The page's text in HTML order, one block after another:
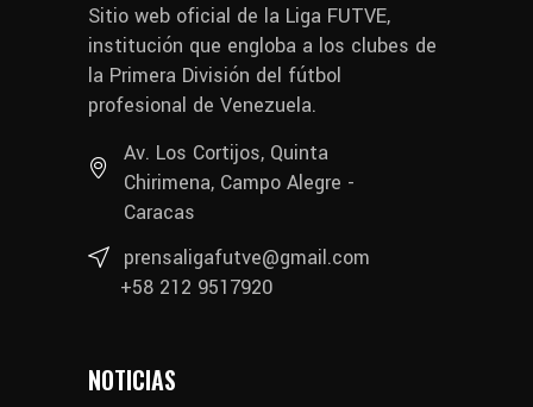
Sitio web oficial de la Liga FUTVE,
institución que engloba a los clubes de
la Primera División del fútbol
profesional de Venezuela.
Av. Los Cortijos, Quinta
Chirimena, Campo Alegre -
Caracas
prensaligafutve@gmail.com
+58 212 9517920
NOTICIAS